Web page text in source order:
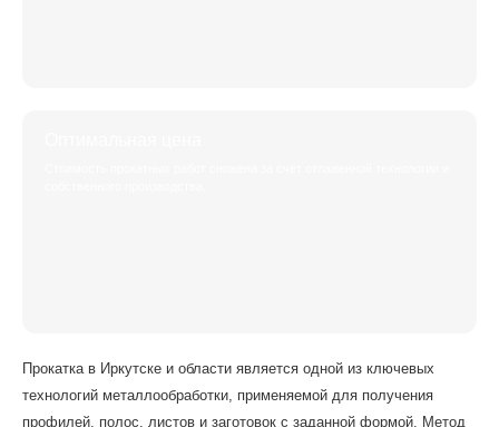
Прокатка в Иркутске и области является одной из ключевых
технологий металлообработки, применяемой для получения
профилей, полос, листов и заготовок с заданной формой. Метод